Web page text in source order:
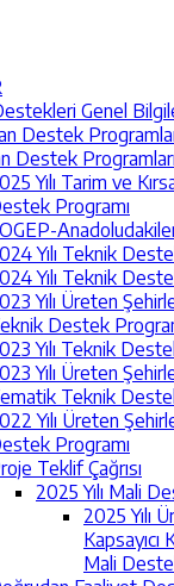
Genel
Destek
Destek
Yılı Tarim ve
Programı
Yılı Teknik
Yılı Teknik
Yılı Üreten
Destek
Yılı Teknik
Yılı Üreten
Teknik
Yılı Üreten
Programı
Teklif Çağrısı
2025 Yılı Mali
2025 Yılı
Kapsayıcı
Mali